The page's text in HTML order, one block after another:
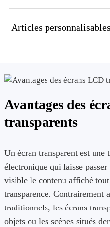
Articles personnalisables
Avantages des
transparents
Un écran transparent est une
électronique qui laisse
visible le contenu affiché tout
transparence. Contrairement
traditionnels, les écrans
objets ou les scènes situés